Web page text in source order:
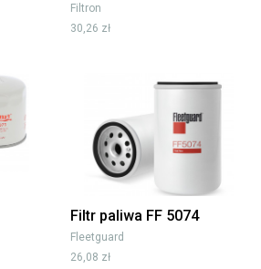
Filtron
30,26 zł
Filtr paliwa FF 5074
Fleetguard
26,08 zł